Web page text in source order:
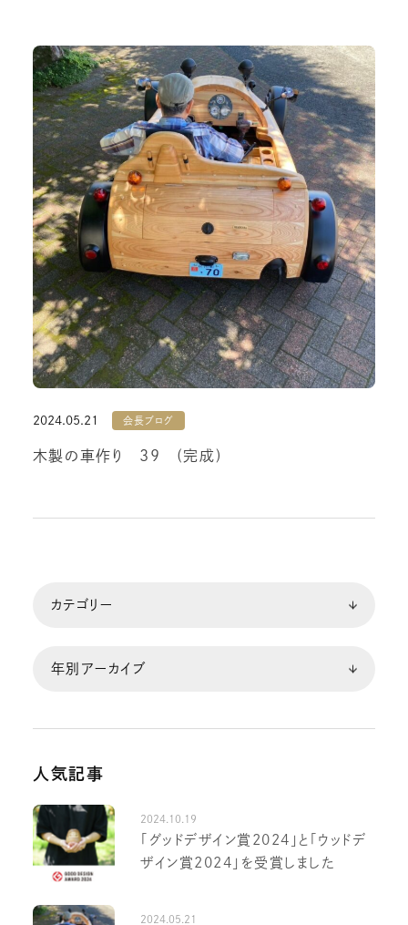
2024.05.21 会長ブログ
木製の車作り 39 (完成)
人気記事
2024.10.19
「グッドデザイン賞2024」と「ウッドデ
ザイン賞2024」を受賞しました
2024.05.21